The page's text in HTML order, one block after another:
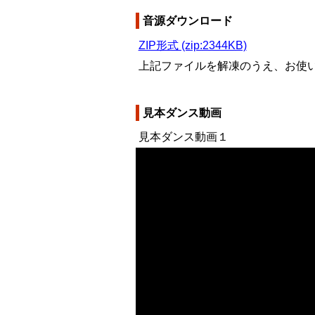
音源ダウンロード
ZIP形式 (zip:2344KB)
上記ファイルを解凍のうえ、お使
見本ダンス動画
見本ダンス動画１